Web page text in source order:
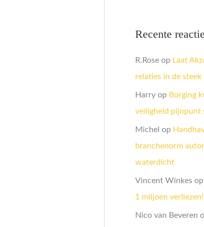
Recente
R.Rose op Laat
relaties in de steek
Harry op Borging
veiligheid pijnpunt
Michel op
branchenorm
waterdicht
Vincent Winkes op
1 miljoen verliezen!
Nico van Beveren